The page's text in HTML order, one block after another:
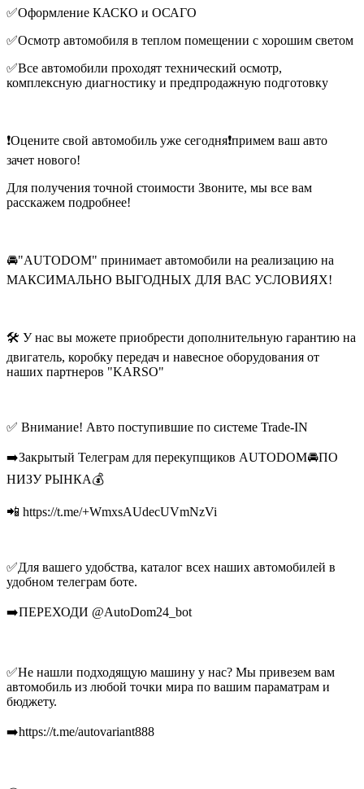
✅Оформление КАСКО и ОСАГО
✅Осмотр автомобиля в теплом помещении с хорошим светом
✅Все автомобили проходят технический осмотр,
комплексную диагностику и предпродажную подготовку
❗️Оцените свой автомобиль уже сегодня❗️примем ваш авто
зачет нового!
Для получения точной стоимости Звоните, мы все вам
расскажем подробнее!
🚘"AUTODOM" принимает автомобили на реализацию на
МАКСИМАЛЬНО ВЫГОДНЫХ ДЛЯ ВАС УСЛОВИЯХ!
🛠 У нас вы можете приобрести дополнительную гарантию на
двигатель, коробку передач и навесное оборудования от
наших партнеров "KARSO"
✅ Внимание! Авто поступившие по системе Trade-IN
➡️Закрытый Телеграм для перекупщиков AUTODOM🚘ПО
НИЗУ РЫНКА💰
📲 https://t.me/+WmxsAUdecUVmNzVi
✅Для вашего удобства, каталог всех наших автомобилей в
удобном телеграм боте.
➡️ПЕРЕХОДИ @AutoDom24_bot
✅Не нашли подходящую машину у нас? Мы привезем вам
автомобиль из любой точки мира по вашим параматрам и
бюджету.
➡️https://t.me/autovariant888